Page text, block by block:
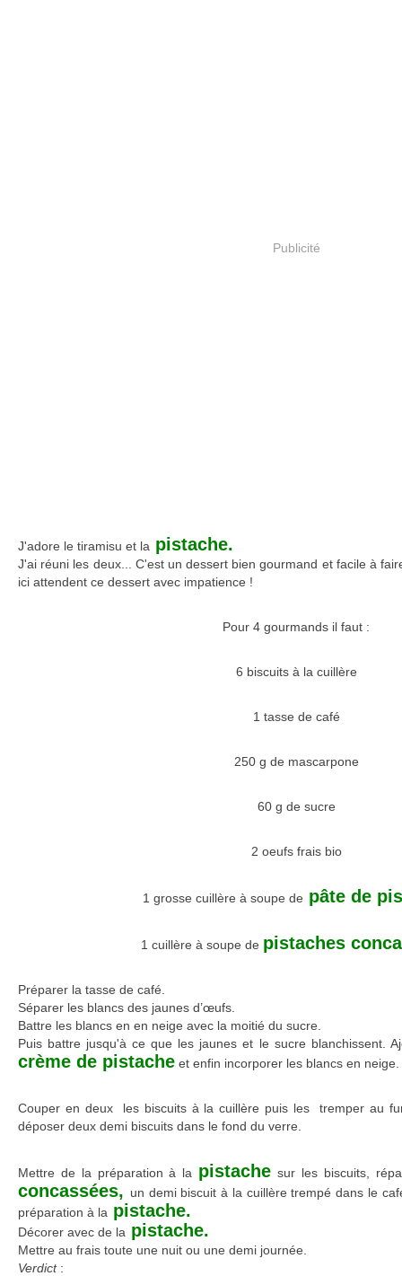
Publicité
J'adore le tiramisu et la pistache.
J'ai réuni les deux... C'est un dessert bien gourmand et facile à
ici attendent ce dessert avec impatience !
Pour 4 gourmands il faut :
6 biscuits à la cuillère
1 tasse de café
250 g de mascarpone
60 g de sucre
2 oeufs frais bio
1 grosse cuillère à soupe de pâte de
1 cuillère à soupe de pistaches
Préparer la tasse de café.
Séparer les blancs des jaunes d’œufs.
Battre les blancs en en neige avec la moitié du sucre.
Puis battre jusqu'à ce que les jaunes et le sucre blanchissent.
crème de pistache et enfin incorporer les blancs en neige.
Couper en deux les biscuits à la cuillère puis les tremper au
déposer deux demi biscuits dans le fond du verre.
Mettre de la préparation à la pistache sur les biscuits,
concassées, un demi biscuit à la cuillère trempé dans le
préparation à la pistache.
Décorer avec de la pistache.
Mettre au frais toute une nuit ou une demi journée.
Verdict: